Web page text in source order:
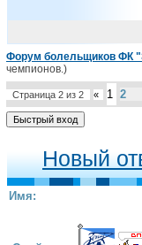
Форум болельщиков ФК
чемпионов.)
Страница 2 из 2 « 1 2
Новый
Имя: